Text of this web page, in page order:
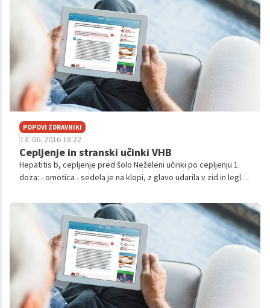
optimistična, da bo še dolgo živela.
POPOVI ZDRAVNIKI
13. 06. 2016 18.22
Cepljenje in stranski učinki VHB
Hepatitis b, cepljenje pred šolo Neželeni učinki po cepljenju 1.
doza: - omotica - sedela je na klopi, z glavo udarila v zid in legla
epileptični...